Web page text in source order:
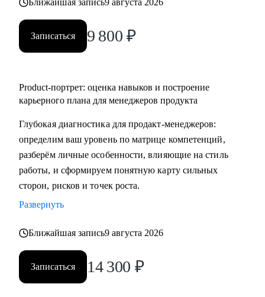
Ближайшая запись9 августа 2026
Записаться 9 800 ₽
Product‑портрет: оценка навыков и построение
карьерного плана для менеджеров продукта
Глубокая диагностика для продакт‑менеджеров:
определим ваш уровень по матрице компетенций,
разберём личные особенности, влияющие на стиль
работы, и сформируем понятную карту сильных
сторон, рисков и точек роста.
Развернуть
Ближайшая запись9 августа 2026
Записаться 14 300 ₽